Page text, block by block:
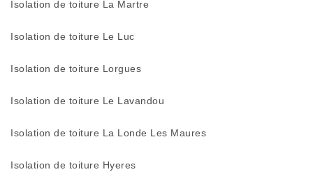
Isolation de toiture La Martre
Isolation de toiture Le Luc
Isolation de toiture Lorgues
Isolation de toiture Le Lavandou
Isolation de toiture La Londe Les Maures
Isolation de toiture Hyeres